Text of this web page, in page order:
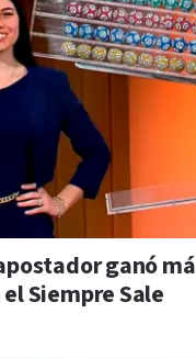
ganó
Siempre Sale